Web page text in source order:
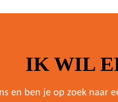
IK WIL
en ben je op zoek